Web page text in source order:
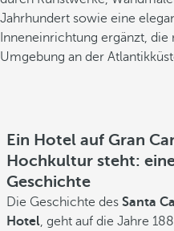
Jahrhundert sowie eine
Inneneinrichtung ergänzt,
Umgebung an der
Ein Hotel auf Gran
Hochkultur steht:
Geschichte
Die Geschichte des Santa
Hotel , geht auf die Jahre